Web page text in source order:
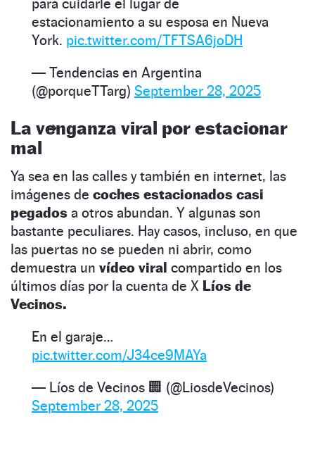
estacionamiento a su esposa en Nueva
York. pic.twitter.com/TFTSA6joDH
— Tendencias en Argentina
(@porqueTTarg) September 28, 2025
La venganza viral por estacionar
mal
Ya sea en las calles y también en internet, las
imágenes de coches estacionados casi
pegados a otros abundan. Y algunas son
bastante peculiares. Hay casos, incluso, en que
las puertas no se pueden ni abrir, como
demuestra un vídeo viral compartido en los
últimos días por la cuenta de X Líos de
Vecinos.
En el garaje…
pic.twitter.com/J34ce9MAYa
— Líos de Vecinos 🏢 (@LiosdeVecinos)
September 28, 2025